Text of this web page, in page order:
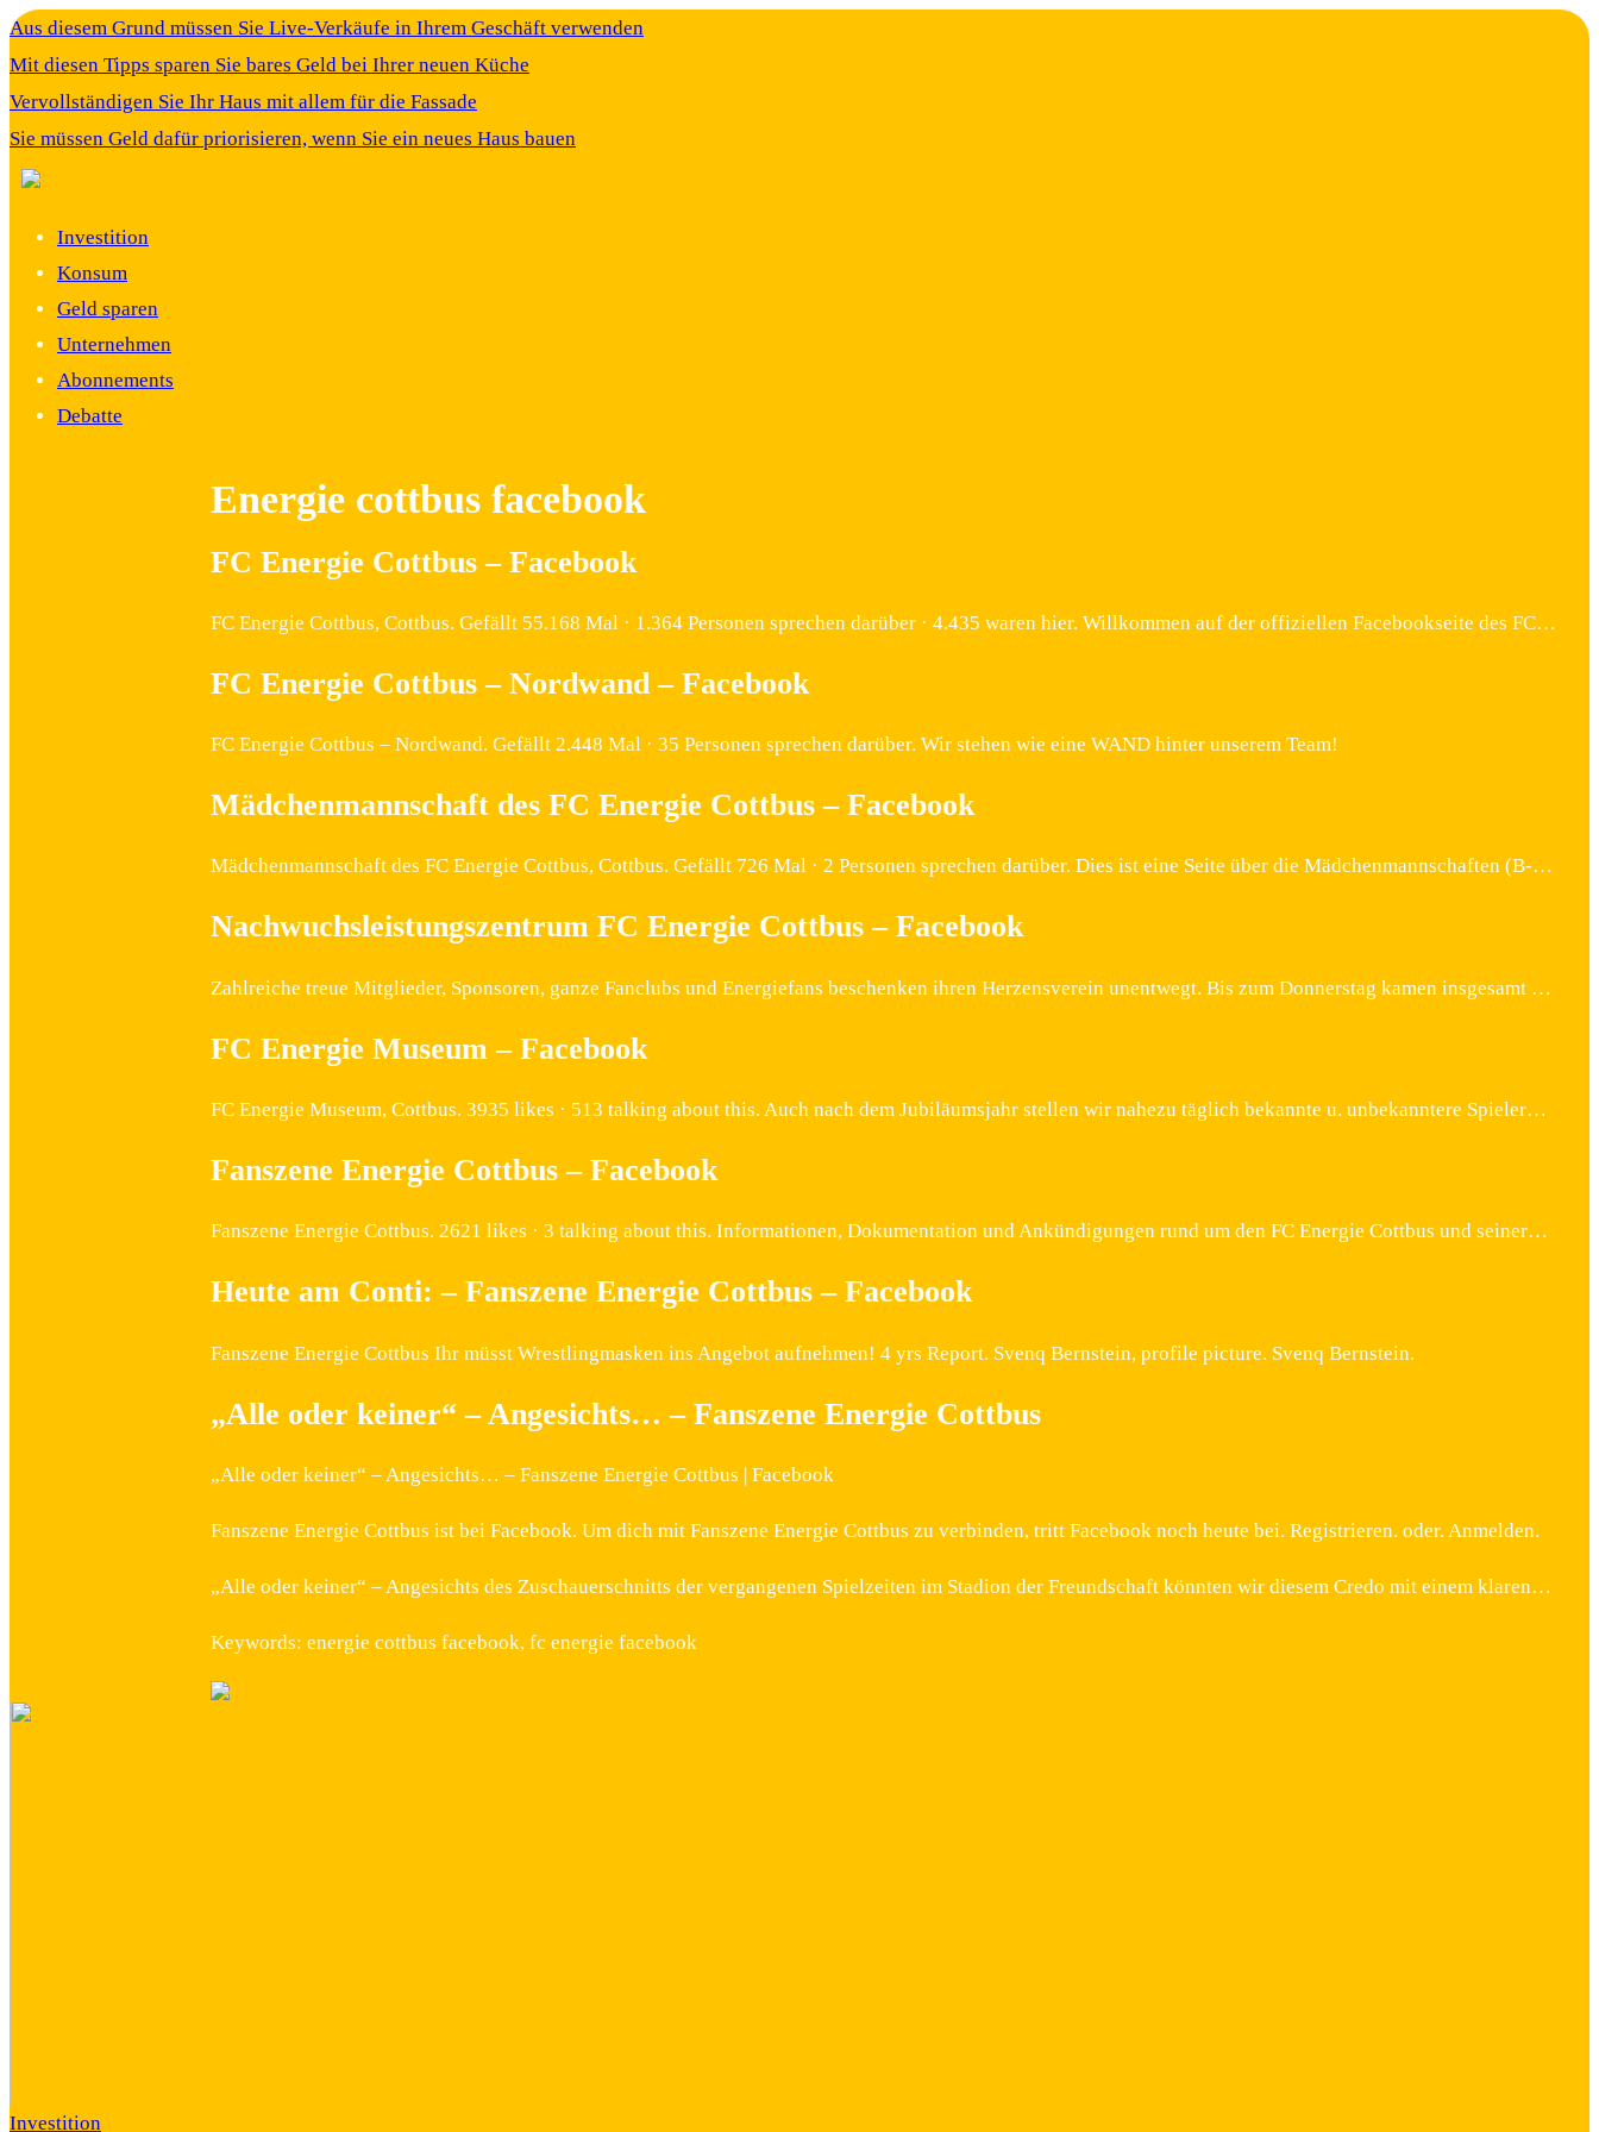
Aus diesem Grund müssen Sie Live-Verkäufe in Ihrem Geschäft verwenden
Mit diesen Tipps sparen Sie bares Geld bei Ihrer neuen Küche
Vervollständigen Sie Ihr Haus mit allem für die Fassade
Sie müssen Geld dafür priorisieren, wenn Sie ein neues Haus bauen
Investition
Konsum
Geld sparen
Unternehmen
Abonnements
Debatte
Energie cottbus facebook
FC Energie Cottbus – Facebook
FC Energie Cottbus, Cottbus. Gefällt 55.168 Mal · 1.364 Personen sprechen darüber · 4.435 waren hier. Willkommen auf der offiziellen Facebookseite des FC…
FC Energie Cottbus – Nordwand – Facebook
FC Energie Cottbus – Nordwand. Gefällt 2.448 Mal · 35 Personen sprechen darüber. Wir stehen wie eine WAND hinter unserem Team!
Mädchenmannschaft des FC Energie Cottbus – Facebook
Mädchenmannschaft des FC Energie Cottbus, Cottbus. Gefällt 726 Mal · 2 Personen sprechen darüber. Dies ist eine Seite über die Mädchenmannschaften (B-…
Nachwuchsleistungszentrum FC Energie Cottbus – Facebook
Zahlreiche treue Mitglieder, Sponsoren, ganze Fanclubs und Energiefans beschenken ihren Herzensverein unentwegt. Bis zum Donnerstag kamen insgesamt …
FC Energie Museum – Facebook
FC Energie Museum, Cottbus. 3935 likes · 513 talking about this. Auch nach dem Jubiläumsjahr stellen wir nahezu täglich bekannte u. unbekanntere Spieler…
Fanszene Energie Cottbus – Facebook
Fanszene Energie Cottbus. 2621 likes · 3 talking about this. Informationen, Dokumentation und Ankündigungen rund um den FC Energie Cottbus und seiner…
Heute am Conti: – Fanszene Energie Cottbus – Facebook
Fanszene Energie Cottbus Ihr müsst Wrestlingmasken ins Angebot aufnehmen! 4 yrs Report. Svenq Bernstein, profile picture. Svenq Bernstein.
„Alle oder keiner“ – Angesichts… – Fanszene Energie Cottbus
„Alle oder keiner“ – Angesichts… – Fanszene Energie Cottbus | Facebook
Fanszene Energie Cottbus ist bei Facebook. Um dich mit Fanszene Energie Cottbus zu verbinden, tritt Facebook noch heute bei. Registrieren. oder. Anmelden.
„Alle oder keiner“ – Angesichts des Zuschauerschnitts der vergangenen Spielzeiten im Stadion der Freundschaft könnten wir diesem Credo mit einem klaren…
Keywords: energie cottbus facebook, fc energie facebook
Investition